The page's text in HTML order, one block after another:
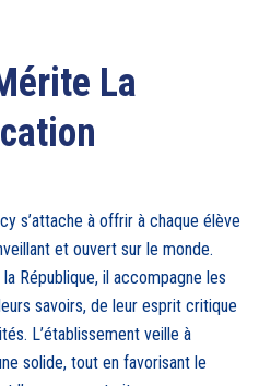
La
s’attache à offrir à chaque élève
et ouvert sur le monde.
République, il accompagne les
savoirs, de leur esprit critique
L’établissement veille à
solide, tout en favorisant le